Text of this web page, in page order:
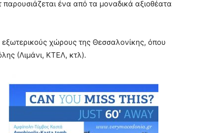
ένα από τα μοναδικά αξιοθέατα
χώρους της Θεσσαλονίκης, όπου
(Λιμάνι, ΚΤΕΛ, κτλ).